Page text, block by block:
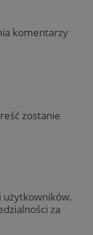
komentarzy
zostanie
za